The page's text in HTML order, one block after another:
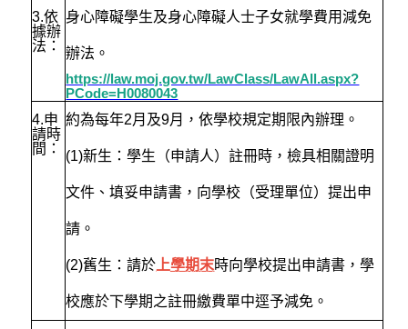
3.依
據辦
法：
身心障礙學生及身心障礙人士子女就學費用減免
辦法。
https://law.moj.gov.tw/LawClass/LawAll.aspx?
PCode=H0080043
4.申
請時
間：
約為每年2月及9月，依學校規定期限內辦理。
(1)新生：學生（申請人）註冊時，檢具相關證明
文件、填妥申請書，向學校（受理單位）提出申
請。
(2)舊生：請於 上學期末時向學校提出申請書，學
校應於下學期之註冊繳費單中逕予減免。